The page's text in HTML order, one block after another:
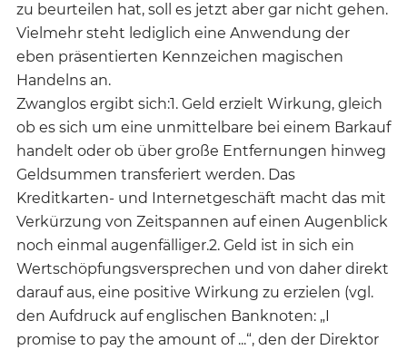
zu beurteilen hat, soll es jetzt aber gar nicht gehen.
Vielmehr steht lediglich eine Anwendung der
eben präsentierten Kennzeichen magischen
Handelns an.
Zwanglos ergibt sich:1. Geld erzielt Wirkung, gleich
ob es sich um eine unmittelbare bei einem Barkauf
handelt oder ob über große Entfernungen hinweg
Geldsummen transferiert werden. Das
Kreditkarten- und Internetgeschäft macht das mit
Verkürzung von Zeitspannen auf einen Augenblick
noch einmal augenfälliger.2. Geld ist in sich ein
Wertschöpfungsversprechen und von daher direkt
darauf aus, eine positive Wirkung zu erzielen (vgl.
den Aufdruck auf englischen Banknoten: „I
promise to pay the amount of ...“, den der Direktor